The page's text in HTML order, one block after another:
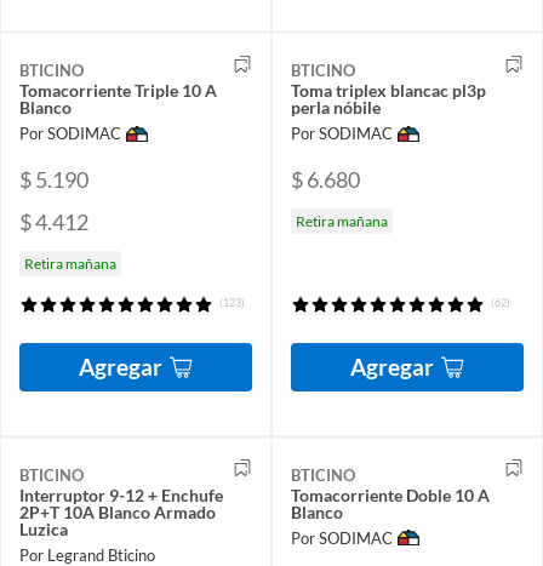
BTICINO
Tomacorriente Triple 10 A
Blanco
Por SODIMAC
$ 5.190
$ 4.412
Retira mañana
(123)
Agregar
BTICINO
Toma triplex blancac pl3p
perla nóbile
Por SODIMAC
$ 6.680
Retira mañana
(62)
Agregar
BTICINO
Interruptor 9-12 + Enchufe
2P+T 10A Blanco Armado
Luzica
Por Legrand Bticino
BTICINO
Tomacorriente Doble 10 A
Blanco
Por SODIMAC